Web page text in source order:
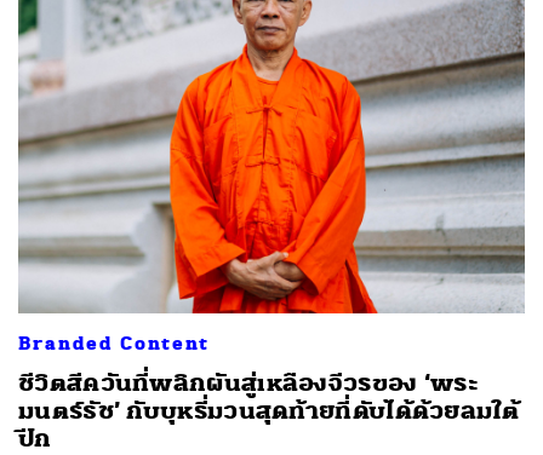
Branded Content
ชีวิตสีควันที่พลิกผันสู่เหลืองจีวรของ ‘พระ
มนตร์ธัช’ กับบุหรี่มวนสุดท้ายที่ดับได้ด้วยลมใต้
ปีก